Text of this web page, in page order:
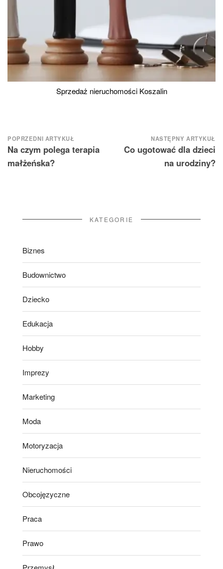
Sprzedaż nieruchomości Koszalin
Nawigacja
wpisu
POPRZEDNI ARTYKUŁ
Na czym polega terapia
małżeńska?
NASTĘPNY ARTYKUŁ
Co ugotować dla dzieci
na urodziny?
KATEGORIE
Biznes
Budownictwo
Dziecko
Edukacja
Hobby
Imprezy
Marketing
Moda
Motoryzacja
Nieruchomości
Obcojęzyczne
Praca
Prawo